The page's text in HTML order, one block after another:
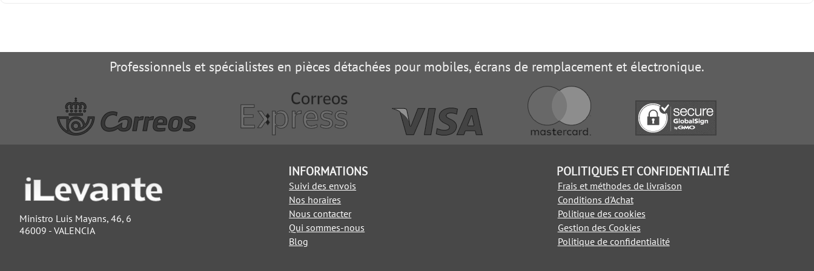
Professionnels et spécialistes en pièces détachées pour mobiles, écrans de remplacement et électronique.
Ministro Luis Mayans, 46, 6
46009 - VALENCIA
INFORMATIONS
Suivi des envois
Nos horaires
Nous contacter
Qui sommes-nous
Blog
POLITIQUES ET CONFIDENTIALITÉ
Frais et méthodes de livraison
Conditions d'Achat
Politique des cookies
Gestion des Cookies
Politique de confidentialité